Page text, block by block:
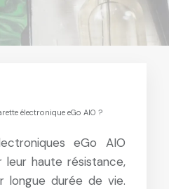
électronique eGo AIO ?
eGo AIO
leur haute résistance,
longue durée de vie.